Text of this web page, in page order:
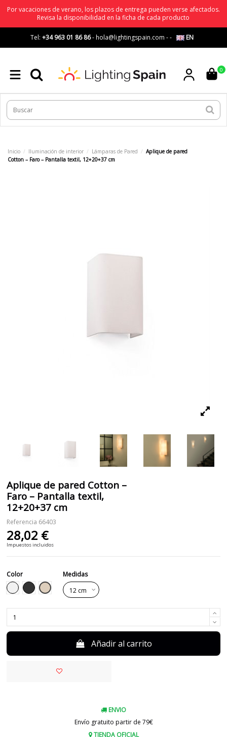
Por vacaciones de verano, los plazos de entrega pueden verse afectados.
Revisa la disponibilidad en la ficha de cada producto
Tel: +34 963 01 86 86-hola@lightingspain.com -- EN
0
Inicio Iluminación de interior Lámparas de Pared
Aplique de pared
Cotton – Faro – Pantalla textil, 12+20+37 cm
Aplique de pared Cotton –
Faro – Pantalla textil,
12+20+37 cm
Referencia 66403
28,02 €
Impuestos incluidos
Color
Blanco Negro Beige
Medidas
Añadir al carrito
ENVIO
Envío gratuito partir de 79€
TIENDA OFICIAL